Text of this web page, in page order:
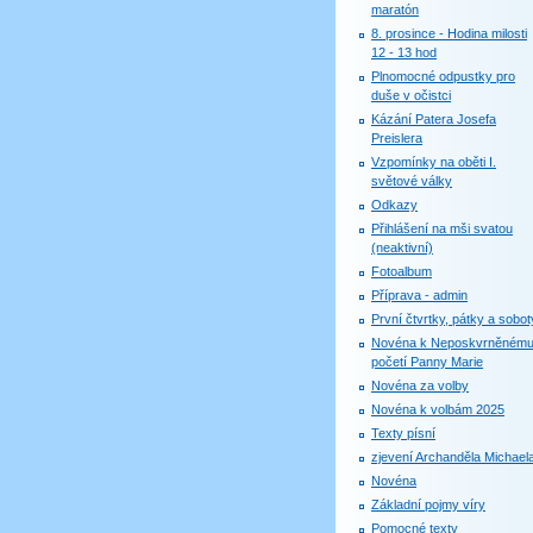
maratón
8. prosince - Hodina milosti
12 - 13 hod
Plnomocné odpustky pro
duše v očistci
Kázání Patera Josefa
Preislera
Vzpomínky na oběti I.
světové války
Odkazy
Přihlášení na mši svatou
(neaktivní)
Fotoalbum
Příprava - admin
První čtvrtky, pátky a
Novéna k Neposkvrněnému
početí Panny Marie
Novéna za volby
Novéna k volbám 2025
Texty písní
zjevení Archanděla
Novéna
Základní pojmy víry
Pomocné texty